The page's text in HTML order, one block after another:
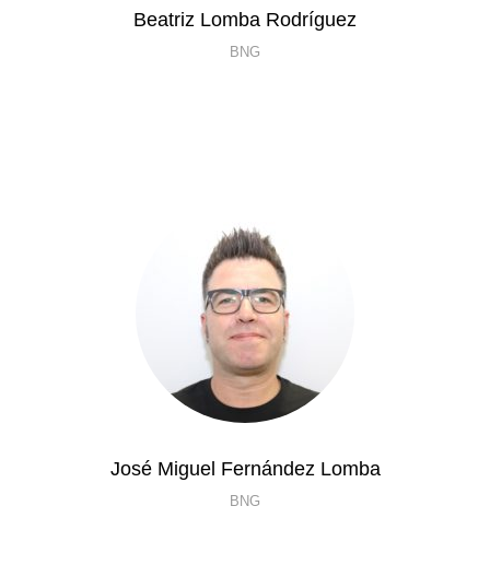
Beatriz Lomba Rodríguez
BNG
José Miguel Fernández Lomba
BNG